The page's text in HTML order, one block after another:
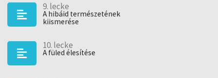
9. lecke
A hibáid természetének
kiismerése
10. lecke
A füled élesítése